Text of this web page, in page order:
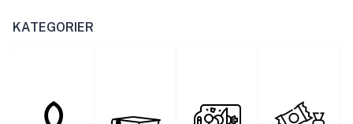
KATEGORIER